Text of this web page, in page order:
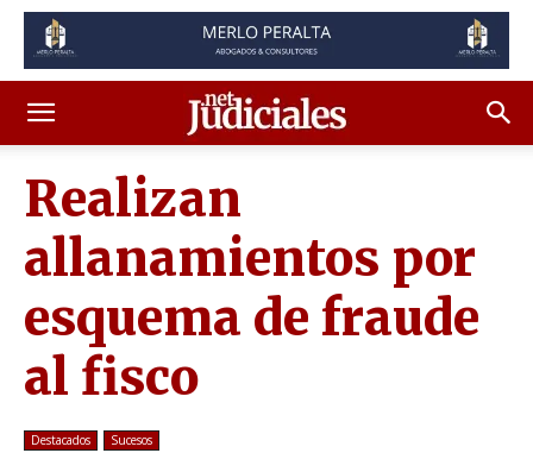
Realizan
allanamientos por
esquema de fraude
al fisco
Destacados Sucesos